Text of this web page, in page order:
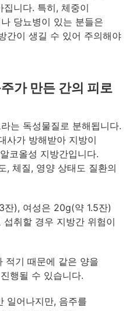
니다. 특히, 체중이
당뇨병이 있는 분들은
간이 생길 수 있어 주의해야
가 만든 간의 피로
는 독성물질로 분해됩니다.
사가 방해받아 지방이
코올성 지방간입니다.
, 체질, 영양 상태도 질환의
), 여성은 20g(약 1.5잔)
취할 경우 지방간 위험이
적기 때문에 같은 양을
행될 수 있습니다.
일어나지만, 음주를